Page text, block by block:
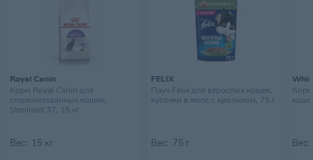
Royal Canin
Корм Royal Canin для
стерилизованных кошек,
Sterilised 37, 15 кг
Вес: 15 кг
FELIX
Пауч Felix для взрослых кошек,
кусочки в желе с кроликом, 75 г
Вес: 75 г Вес: